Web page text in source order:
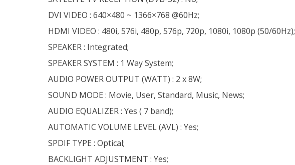
DVI VIDEO : 640×480 ~ 1366×768 @60Hz;
HDMI VIDEO : 480i, 576i, 480p, 576p, 720p, 1080i, 1080p (50/60Hz);
SPEAKER : Integrated;
SPEAKER SYSTEM : 1 Way System;
AUDIO POWER OUTPUT (WATT) : 2 x 8W;
SOUND MODE : Movie, User, Standard, Music, News;
AUDIO EQUALIZER : Yes ( 7 band);
AUTOMATIC VOLUME LEVEL (AVL) : Yes;
SPDIF TYPE : Optical;
BACKLIGHT ADJUSTMENT : Yes;